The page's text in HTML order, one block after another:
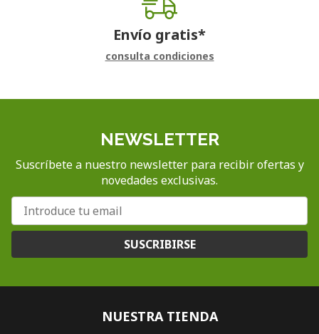
Envío gratis*
consulta condiciones
NEWSLETTER
Suscríbete a nuestro newsletter para recibir ofertas y
novedades exclusivas.
SUSCRIBIRSE
NUESTRA TIENDA